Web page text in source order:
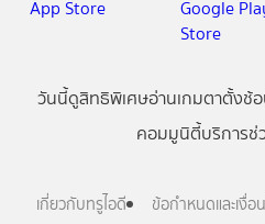
วันนี้ดูสิทธิพิเศษอ่านเกมตาตั้งช้
คอมมูนิตี้บริการช่
เกี่ยวกับทรูไอดี ข้อกำหนดและเงื่อ